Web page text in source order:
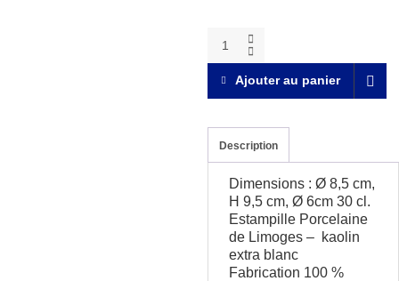
Timbale
Ajouter au panier
Description
Dimensions : Ø 8,5 cm,
H 9,5 cm, Ø 6cm 30 cl.
Estampille Porcelaine
de Limoges – kaolin
extra blanc
Fabrication 100 %